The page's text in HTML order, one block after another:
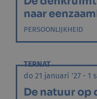
naar
PERSOONLIJKHEID
TERNAT
do 21 januari '27 - 1
De natuur